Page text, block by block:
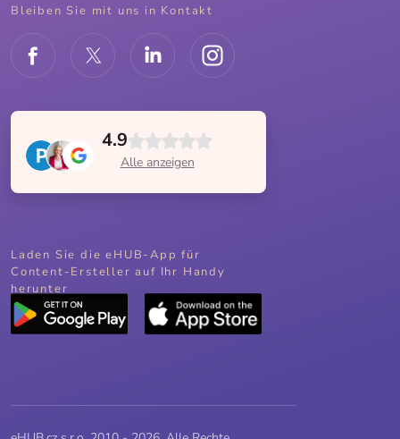
Bleiben Sie mit uns in Kontakt
4.9
Alle anzeigen
Laden Sie die eHUB-App für
Content-Ersteller auf Ihr Handy
herunter